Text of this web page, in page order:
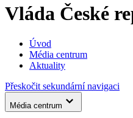
Vláda České
Úvod
Média centrum
Aktuality
Přeskočit sekundární navigaci
Média centrum